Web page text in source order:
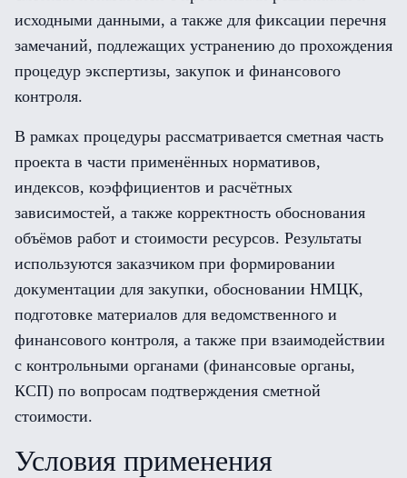
исходными данными, а также для фиксации перечня
замечаний, подлежащих устранению до прохождения
процедур экспертизы, закупок и финансового
контроля.
В рамках процедуры рассматривается сметная часть
проекта в части применённых нормативов,
индексов, коэффициентов и расчётных
зависимостей, а также корректность обоснования
объёмов работ и стоимости ресурсов. Результаты
используются заказчиком при формировании
документации для закупки, обосновании НМЦК,
подготовке материалов для ведомственного и
финансового контроля, а также при взаимодействии
с контрольными органами (финансовые органы,
КСП) по вопросам подтверждения сметной
стоимости.
Условия применения